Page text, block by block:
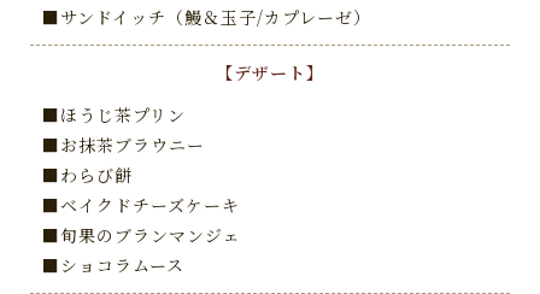
■サンドイッチ（鰻＆玉子/カプレーゼ）
【デザート】
■ほうじ茶プリン
■お抹茶ブラウニー
■わらび餅
■ベイクドチーズケーキ
■旬果のブランマンジェ
■ショコラムース